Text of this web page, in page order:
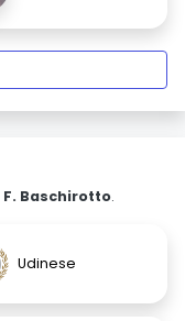
F. Baschirotto.
Udinese